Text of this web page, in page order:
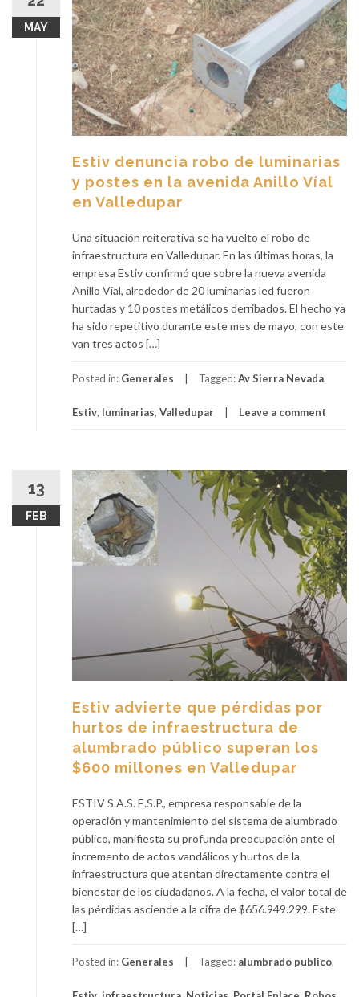
MAY
Estiv denuncia robo de luminarias
y postes en la avenida Anillo Víal
en Valledupar
Una situación reiterativa se ha vuelto el robo de
infraestructura en Valledupar. En las últimas horas, la
empresa Estiv confirmó que sobre la nueva avenida
Anillo Vial, alrededor de 20 luminarias led fueron
hurtadas y 10 postes metálicos derribados. El hecho ya
ha sido repetitivo durante este mes de mayo, con este
van tres actos […]
Posted in: Generales Tagged:Av Sierra Nevada,
Estiv, luminarias, Valledupar Leave a comment
13
FEB
Estiv advierte que pérdidas por
hurtos de infraestructura de
alumbrado público superan los
$600 millones en Valledupar
ESTIV S.A.S. E.S.P., empresa responsable de la
operación y mantenimiento del sistema de alumbrado
público, manifiesta su profunda preocupación ante el
incremento de actos vandálicos y hurtos de la
infraestructura que atentan directamente contra el
bienestar de los ciudadanos. A la fecha, el valor total de
las pérdidas asciende a la cifra de $656.949.299. Este
[…]
Posted in: Generales Tagged: alumbrado publico,